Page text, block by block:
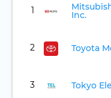
1 Inc.
2 Toyota
3 Tokyo